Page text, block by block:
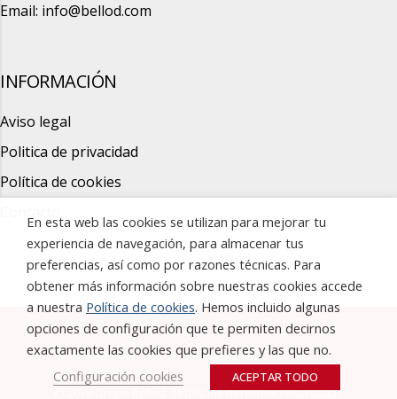
Email: info@bellod.com
INFORMACIÓN
Aviso legal
Politica de privacidad
Política de cookies
© 2019 Grupo Bellod. Todos los derechos reservados
En esta web las cookies se utilizan para mejorar tu
experiencia de navegación, para almacenar tus
preferencias, así como por razones técnicas. Para
obtener más información sobre nuestras cookies accede
a nuestra Política de cookies. Hemos incluido algunas
opciones de configuración que te permiten decirnos
exactamente las cookies que prefieres y las que no.
Configuración cookies
ACEPTAR TODO